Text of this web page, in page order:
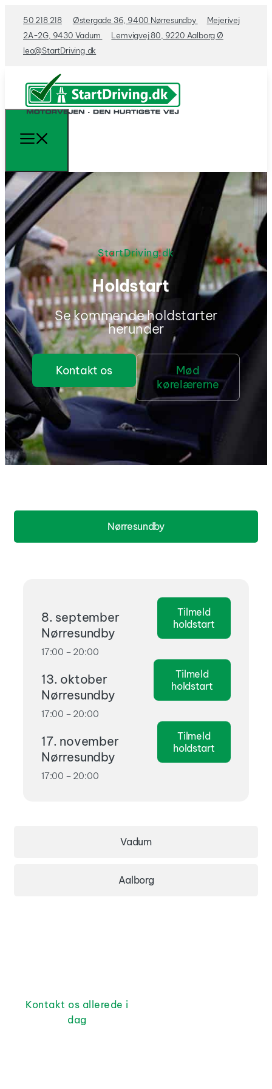
50 218 218 Østergade 36, 9400 Nørresundby
Mejerivej
2A-2G, 9430 Vadum
Lemvigvej 80, 9220 Aalborg Ø
leo@StartDriving.dk
StartDriving.dk
Holdstart
Se kommende holdstarter
herunder
Kontakt os
Mød
kørelærerne
Nørresundby
Vadum
Aalborg
8. september
Nørresundby
17:00 – 20:00
Tilmeld
holdstart
13. oktober
Nørresundby
17:00 – 20:00
Tilmeld
holdstart
17. november
Nørresundby
17:00 – 20:00
Tilmeld
holdstart
Kontakt os allerede i
dag